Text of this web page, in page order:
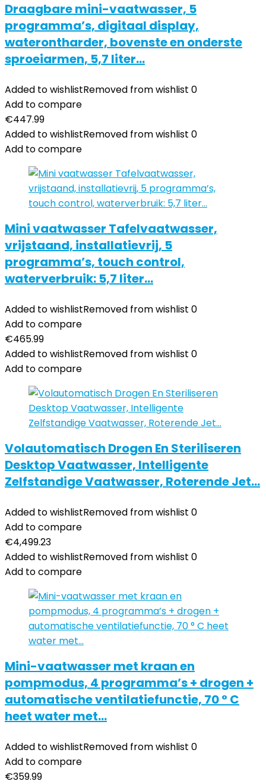
Draagbare mini-vaatwasser, 5
programma’s, digitaal display,
waterontharder, bovenste en onderste
sproeiarmen, 5,7 liter…
Added to wishlistRemoved from wishlist 0
Add to compare
€447.99
Added to wishlistRemoved from wishlist 0
Add to compare
Mini vaatwasser Tafelvaatwasser,
vrijstaand, installatievrij, 5
programma’s, touch control,
waterverbruik: 5,7 liter…
Added to wishlistRemoved from wishlist 0
Add to compare
€465.99
Added to wishlistRemoved from wishlist 0
Add to compare
Volautomatisch Drogen En Steriliseren
Desktop Vaatwasser, Intelligente
Zelfstandige Vaatwasser, Roterende Jet…
Added to wishlistRemoved from wishlist 0
Add to compare
€4,499.23
Added to wishlistRemoved from wishlist 0
Add to compare
Mini-vaatwasser met kraan en
pompmodus, 4 programma’s + drogen +
automatische ventilatiefunctie, 70 ° C
heet water met…
Added to wishlistRemoved from wishlist 0
Add to compare
€359.99